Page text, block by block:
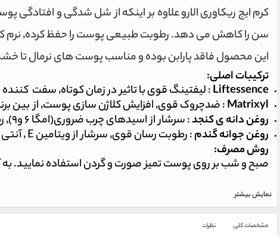
سن را کاهش می دهد. رطوبت طبیعی پوست را حفظ کرده٬‌ نرم کننده و تقویت کننده می باشد.
این محصول فاقد پارابن بوده و مناسب پوست های نرمال تا
ترکیبات اصلی:
Liftessence: لیفتینگ قوی با تاثیر در زمان کوتاه٬ سفت کننده و استحکام بخش
Matrixyl: ضدچروک قوی٬ افزایش کلاژن سازی پوست٬ از بین برنده خطوط و چروک
روغن دانه ی کنجد: سرشار از اسیدهای چرب ضروری(امگا ۶ و۹)٬ رطوبت رسانی فوق العاده٬ بازسازی کننده پوستت٬ افزایش نرمی و خاصیت ارتجاعی پوست.
روغن جوانه گندم: رطوبت رسان قوی٬ سرشار از ویتامین E ٬ آنتی اکسیدان٬ سرشار از امگا ۶٬٬ جوان کننده پوست
روش مصرف:
صبح و شب بر روی پوست تمیز صورت و گردن استفاده نمایید. به
نمایش بیشتر
مشخصات کلی نظرات